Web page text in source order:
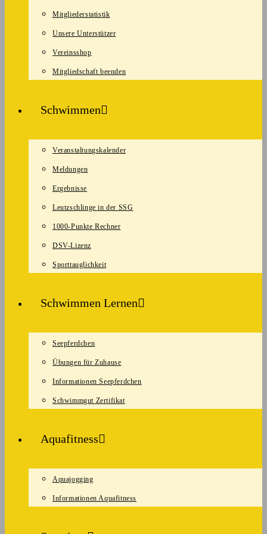
Mitgliederstatistik
Unsere Unterstützer
Vereinsshop
Mitgliedschaft beenden
Schwimmen
Veranstaltungskalender
Meldungen
Ergebnisse
Leutzschlinge in der SSG
1000-Punkte Rechner
DSV-Lizenz
Sporttauglichkeit
Schwimmen Lernen
Seepferdchen
Übungen für Zuhause
Informationen Seepferdchen
Schwimmgut Zertifikat
Aquafitness
Aquajogging
Informationen Aquafitness